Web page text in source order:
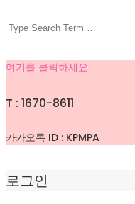
SEARCH
여기를 클릭하세요
T : 1670-8611
카카오톡 ID : KPMPA
로그인